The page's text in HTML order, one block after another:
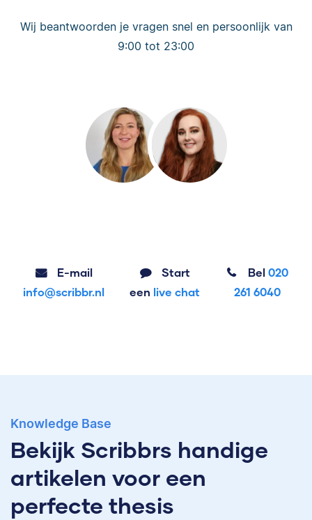
Wij beantwoorden je vragen snel en persoonlijk van
9:00 tot 23:00
E-mail
info@scribbr.nl
Start
een live chat
Bel020
261 6040
Knowledge Base
Bekijk Scribbrs handige
artikelen voor een
perfecte thesis